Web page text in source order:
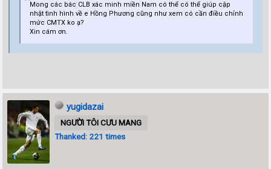
Mong các bác CLB xác minh miền Nam có thể có thể giúp cập
nhật tình hình về e Hồng Phương cũng như xem có cần điều chỉnh
mức CMTX ko ạ?
Xin cám ơn.
yugidazai
NGƯỜI TÔI CƯU MANG
Thanked: 221 times